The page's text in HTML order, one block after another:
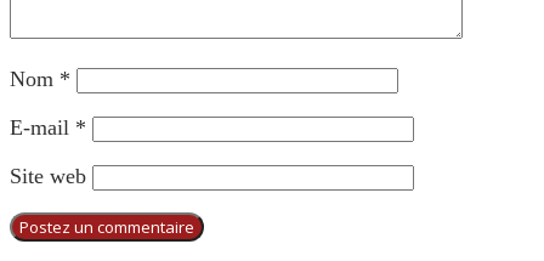
Nom *
E-mail *
Site web